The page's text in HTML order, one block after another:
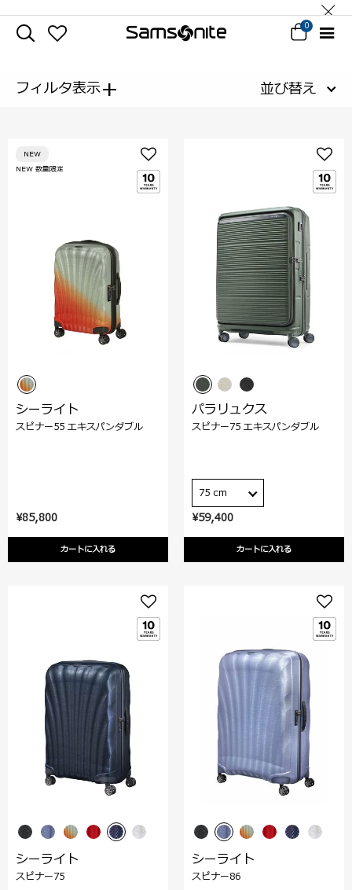
0
フィルタ表示+ 並び替え
¥85,800
カートに入れる
NEW 数量限定
NEW
シーライト
スピナー55 エキスパンダブル
¥59,400
カートに入れる
パラリュクス
スピナー75 エキスパンダブル
75 cm
シーライト
スピナー75
シーライト
スピナー86